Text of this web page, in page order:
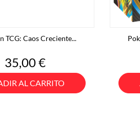
TCG: Caos Creciente...
Precio
35,00 €
AL CARRITO